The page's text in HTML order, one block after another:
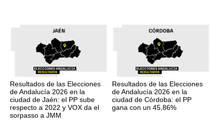
Resultados de las Elecciones
de Andalucía 2026 en la
ciudad de Jaén: el PP sube
respecto a 2022 y VOX da el
sorpasso a JMM
Resultados de las Elecciones
de Andalucía 2026 en la
ciudad de Córdoba: el PP
gana con un 45,86%